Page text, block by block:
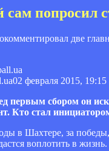
попросил
две
02 февраля 2015, 19:15
первым сбором он
Кто стал
в Шахтере, за
воплотить в